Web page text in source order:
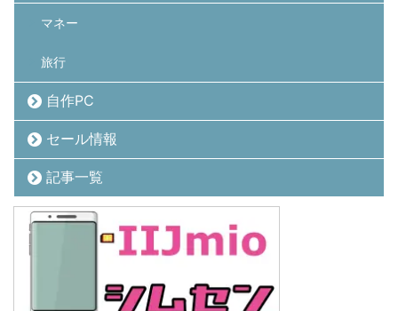
マネー
旅行
自作PC
セール情報
記事一覧